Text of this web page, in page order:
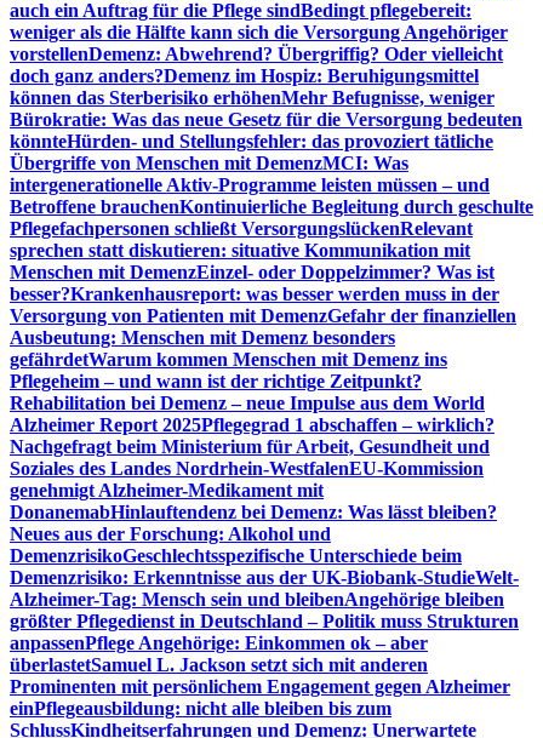
auch ein Auftrag für die Pflege sindBedingt pflegebereit:
weniger als die Hälfte kann sich die Versorgung Angehöriger
vorstellenDemenz: Abwehrend? Übergriffig? Oder vielleicht
doch ganz anders?Demenz im Hospiz: Beruhigungsmittel
können das Sterberisiko erhöhenMehr Befugnisse, weniger
Bürokratie: Was das neue Gesetz für die Versorgung bedeuten
könnteHürden- und Stellungsfehler: das provoziert tätliche
Übergriffe von Menschen mit DemenzMCI: Was
intergenerationelle Aktiv-Programme leisten müssen – und
Betroffene brauchenKontinuierliche Begleitung durch geschulte
Pflegefachpersonen schließt VersorgungslückenRelevant
sprechen statt diskutieren: situative Kommunikation mit
Menschen mit DemenzEinzel- oder Doppelzimmer? Was ist
besser?Krankenhausreport: was besser werden muss in der
Versorgung von Patienten mit DemenzGefahr der finanziellen
Ausbeutung: Menschen mit Demenz besonders
gefährdetWarum kommen Menschen mit Demenz ins
Pflegeheim – und wann ist der richtige Zeitpunkt?
Rehabilitation bei Demenz – neue Impulse aus dem World
Alzheimer Report 2025Pflegegrad 1 abschaffen – wirklich?
Nachgefragt beim Ministerium für Arbeit, Gesundheit und
Soziales des Landes Nordrhein-WestfalenEU-Kommission
genehmigt Alzheimer-Medikament mit
DonanemabHinlauftendenz bei Demenz: Was lässt bleiben?
Neues aus der Forschung: Alkohol und
DemenzrisikoGeschlechtsspezifische Unterschiede beim
Demenzrisiko: Erkenntnisse aus der UK-Biobank-StudieWelt-
Alzheimer-Tag: Mensch sein und bleibenAngehörige bleiben
größter Pflegedienst in Deutschland – Politik muss Strukturen
anpassenPflege Angehörige: Einkommen ok – aber
überlastetSamuel L. Jackson setzt sich mit anderen
Prominenten mit persönlichem Engagement gegen Alzheimer
einPflegeausbildung: nicht alle bleiben bis zum
SchlussKindheitserfahrungen und Demenz: Unerwartete